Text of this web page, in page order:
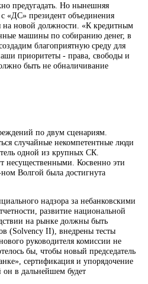
предугадать. Но нынешняя
«ДС» президент объединения
на новой должности. «К кредитным
машины по собиранию денег, в
благоприятную среду для
приоритеты - права, свободы и
быть не обналичивание
по двум сценариям.
случайные некомпетентные люди
одной из крупных СК.
несущественными. Косвенно эти
Волгой была достигнута
надзора за небанковскими
развитие национальной
на рынке должны быть
(Solvency II), внедрены тесты
руководителя комиссии не
бы, чтобы новый председатель
сертификация и упорядочение
он в дальнейшем будет